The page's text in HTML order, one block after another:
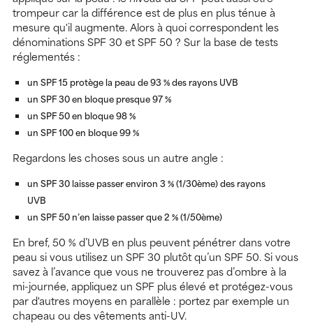
trompeur car la différence est de plus en plus ténue à
mesure qu'il augmente. Alors à quoi correspondent les
dénominations SPF 30 et SPF 50 ? Sur la base de tests
réglementés :
un SPF 15 protège la peau de 93 % des rayons UVB
un SPF 30 en bloque presque 97 %
un SPF 50 en bloque 98 %
un SPF 100 en bloque 99 %
Regardons les choses sous un autre angle :
un SPF 30 laisse passer environ 3 % (1/30ème) des rayons
UVB
un SPF 50 n’en laisse passer que 2 % (1/50ème)
En bref, 50 % d’UVB en plus peuvent pénétrer dans votre
peau si vous utilisez un SPF 30 plutôt qu’un SPF 50. Si vous
savez à l’avance que vous ne trouverez pas d’ombre à la
mi-journée, appliquez un SPF plus élevé et protégez-vous
par d'autres moyens en parallèle : portez par exemple un
chapeau ou des vêtements anti-UV.